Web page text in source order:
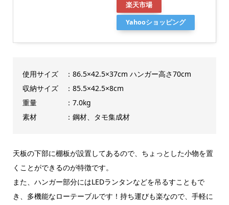
楽天市場
Yahooショッピング
使用サイズ ：86.5×42.5×37cm ハンガー高さ70cm
収納サイズ ：85.5×42.5×8cm
重量 ：7.0kg
素材 ：鋼材、タモ集成材
天板の下部に棚板が設置してあるので、ちょっとした小物を置
くことができるのが特徴です。
また、ハンガー部分にはLEDランタンなどを吊るすこともで
き、多機能なローテーブルです！持ち運びも楽なので、手軽に